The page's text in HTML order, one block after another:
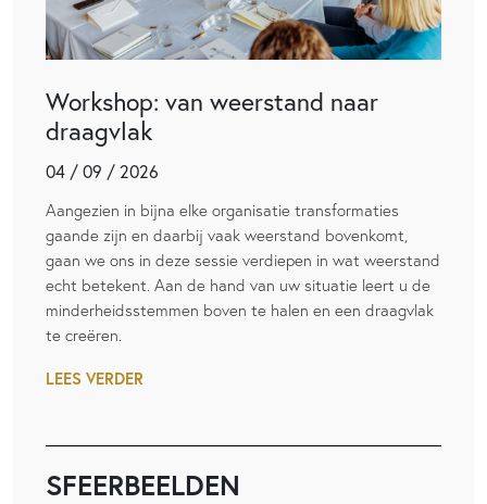
Workshop: van weerstand naar
draagvlak
04 / 09 / 2026
Aangezien in bijna elke organisatie transformaties
gaande zijn en daarbij vaak weerstand bovenkomt,
gaan we ons in deze sessie verdiepen in wat weerstand
echt betekent. Aan de hand van uw situatie leert u de
minderheidsstemmen boven te halen en een draagvlak
te creëren.
LEES VERDER
SFEERBEELDEN